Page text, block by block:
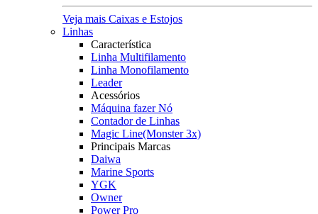
Veja mais Caixas e Estojos
Linhas
Característica
Linha Multifilamento
Linha Monofilamento
Leader
Acessórios
Máquina fazer Nó
Contador de Linhas
Magic Line(Monster 3x)
Principais Marcas
Daiwa
Marine Sports
YGK
Owner
Power Pro